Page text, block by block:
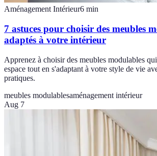
Aménagement Intérieur6 min
7 astuces pour choisir des meubles
adaptés à votre intérieur
Apprenez à choisir des meubles modulables
espace tout en s'adaptant à votre style de vie
pratiques.
meubles modulablesaménagement intérieur
Aug 7